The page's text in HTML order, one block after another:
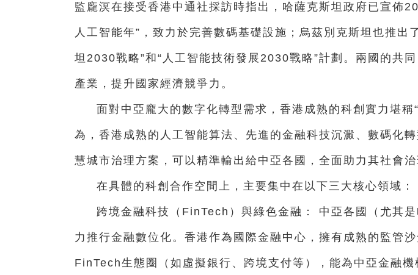
監龐溟在接受香港中通社採訪時指出，哈薩克斯坦政府已宣佈
人工智能年”，致力於完善數碼基礎設施；烏茲別克斯坦也推出
坦2030戰略”和“人工智能技術發展2030戰略”計劃。兩國的共
產業，提升國家經濟競爭力。
面對中亞龐大的數字化轉型需求，香港成熟的科創實力堪稱
為，香港成熟的人工智能算法、先進的金融科技沉澱、數碼化
慧城市治理方案，可以精準輸出給中亞各國，全面助力其社會治
在具體的科創合作空間上，主要集中在以下三大核心領域：
跨境金融科技（FinTech）與綠色金融： 中亞各國（尤其
力推行金融數位化。香港作為國際金融中心，擁有成熟的監管
FinTech生態圈（如虛擬銀行、跨境支付等），能為中亞金融機